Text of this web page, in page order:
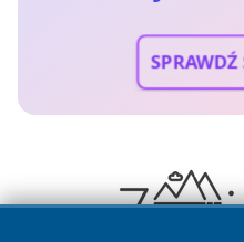
SPRAWDŹ